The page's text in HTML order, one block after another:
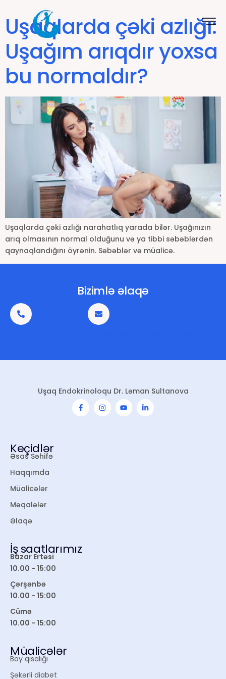
Uşaqlarda çəki azlığı:
Uşağım arıqdır yoxsa
bu normaldır?
Uşaqlarda çəki azlığı narahatlıq yarada bilər. Uşağınızın
arıq olmasının normal olduğunu və ya tibbi səbəblərdən
qaynaqlandığını öyrənin. Səbəblər və müalicə.
Bizimlə əlaqə
Uşaq Endokrinoloqu Dr. Ləman Sultanova
Keçidlər
Əsas Səhifə
Haqqımda
Müalicələr
Məqalələr
Əlaqə
İş saatlarımız
Bazar Ertəsi
10.00 - 15:00
Çərşənbə
10.00 - 15:00
Cümə
10.00 - 15:00
Müalicələr
Boy qısalığı
Şəkərli diabet